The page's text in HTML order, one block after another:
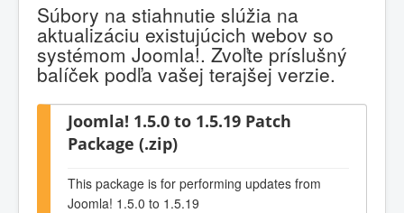
Súbory na stiahnutie slúžia na
aktualizáciu existujúcich webov so
systémom Joomla!. Zvoľte príslušný
balíček podľa vašej terajšej verzie.
Joomla! 1.5.0 to 1.5.19 Patch
Package (.zip)
This package is for performing updates from
Joomla! 1.5.0 to 1.5.19